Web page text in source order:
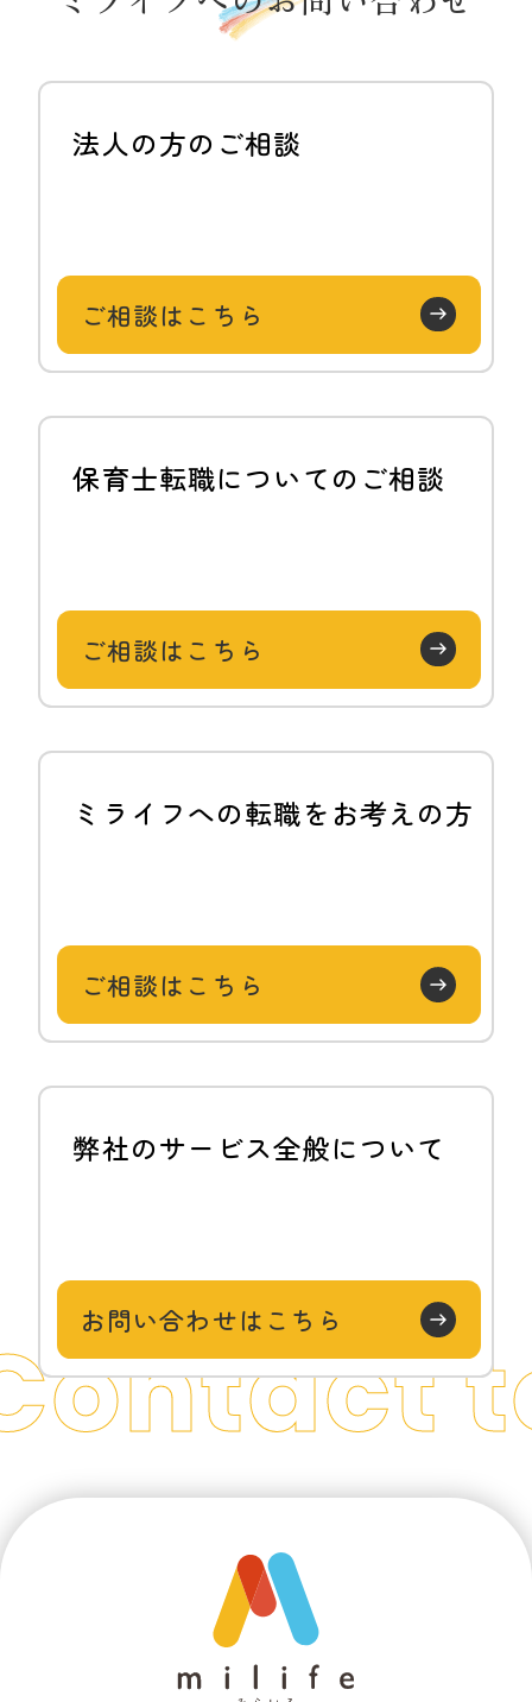
法人の方のご相談
ご相談はこちら
保育士転職についてのご相談
ご相談はこちら
ミライフへの転職をお考えの方
ご相談はこちら
弊社のサービス全般について
お問い合わせはこちら